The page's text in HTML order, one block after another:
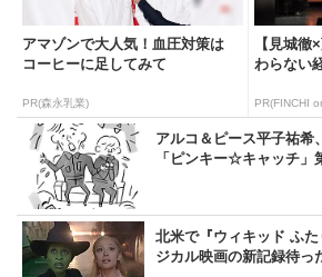
アマゾンで大人気！血圧対策は
コーヒーに足してみて
PR(森永乳業)
【見城
わらない
PR(FINCHI
アルコ＆ピース平子祐希
「ピンキー☆キャッチ
北米で『ウィキッド ふ
ジカル映画の新記録待っ